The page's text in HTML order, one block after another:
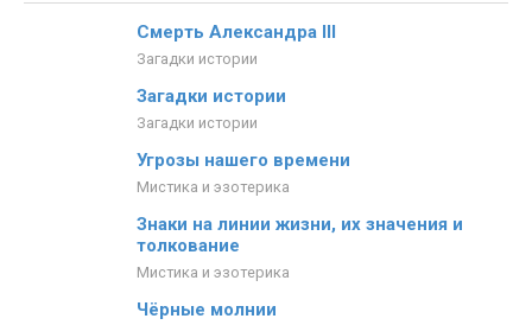
Смерть Александра III
Загадки истории
Загадки истории
Загадки истории
Угрозы нашего времени
Мистика и эзотерика
Знаки на линии жизни, их значения и
толкование
Мистика и эзотерика
Чёрные молнии